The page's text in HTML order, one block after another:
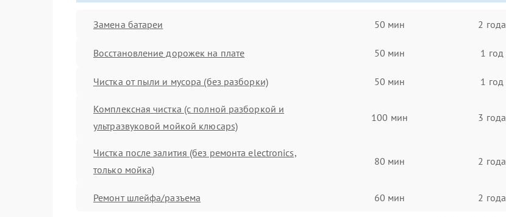
Замена батареи 50 мин 2 года
Восстановление дорожек на плате 50 мин 1 год
Чистка от пыли и мусора (без разборки) 50 мин 1 год
Комплексная чистка (с полной разборкой и
ультразвуковой мойкой клюcaps)
100 мин 3 года
Чистка после залития (без ремонта electronics,
только мойка)
80 мин 2 года
Ремонт шлейфа/разъема 60 мин 2 года